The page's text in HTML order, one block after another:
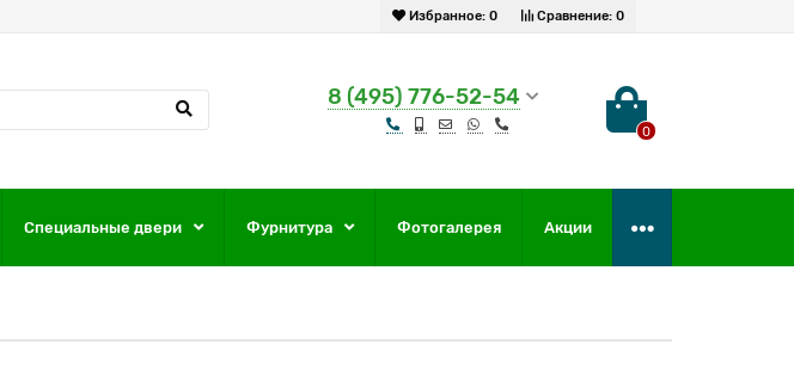
Сравнение: 0
Избранное: 0
8 (495) 776-52-54
0
Специальные двери Фурнитура Фотогалерея Акции